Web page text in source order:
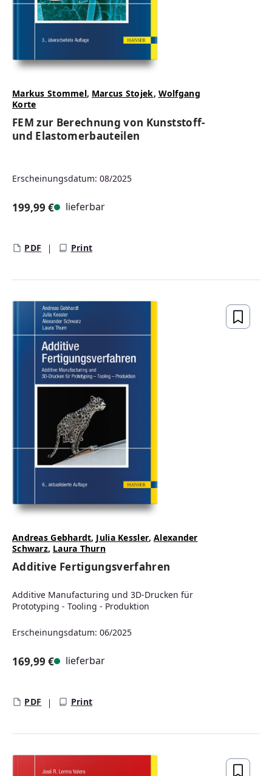
Markus Stommel, Marcus Stojek, Wolfgang
Korte
FEM zur Berechnung von Kunststoff-
und Elastomerbauteilen
Erscheinungsdatum: 08/2025
199,99 € lieferbar
PDF Print
Andreas Gebhardt, Julia Kessler,Alexander
Schwarz, Laura Thurn
Additive Fertigungsverfahren
Additive Manufacturing und 3D-Drucken für
Prototyping - Tooling - Produktion
Erscheinungsdatum: 06/2025
169,99 € lieferbar
PDF Print